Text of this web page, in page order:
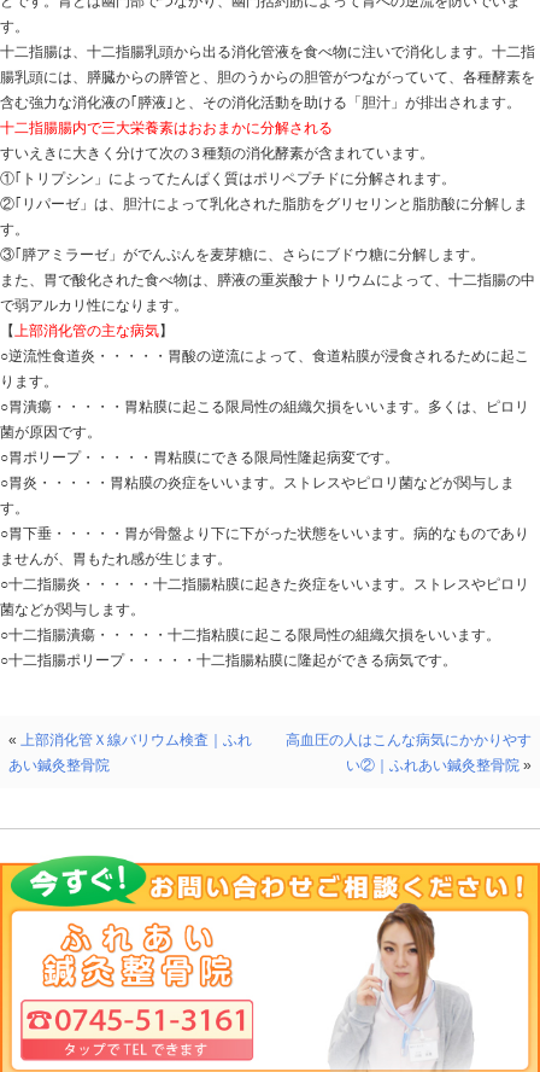
食道は、口で噛んで唾液と混じりあった食べ物を蠕動運
は約25ｃｍの長さがあり、入口には「生理的狭窄部」が
に入らない構造になっています。
胃は食べ物をカクハンし、胃液によって消化を始める
胃は腹腔の左上にあり、食道とは噴門部でつながり、幽
ています。空腹時には収縮して小さくなりますが、食べ
人では約1.5リットルの食べ物が入ります。
胃の粘膜には無数のひだがあり、その表面にある胃線か
胃液は強い酸性の消化液で、ペプシンという酵素と遊離
食べ物を波のような蠕動運動でカクハンしながら３～4
にして十二指腸に送ります。なお、胃はアルコールや炭
収しません。
十二指腸は食べ物に膵液と胆汁を注いでさらに消化する
十二指腸はその名の通り指を十二本並べた長さ(お25ｃ
どです。胃とは幽門部でつながり、幽門括約筋によって
す。
十二指腸は、十二指腸乳頭から出る消化管液を食べ物に
腸乳頭には、膵臓からの膵管と、胆のうからの胆管がつ
含む強力な消化液の｢膵液｣と、その消化活動を助ける「
すいえきに大きく分けて次の３種類の消化酵素が含まれ
②｢リパーゼ」は、胆汁によって乳化された脂肪をグリ
す。
③｢膵アミラーゼ」がでんぷんを麦芽糖に、さらにブド
また、胃で酸化された食べ物は、膵液の重炭酸ナトリウ
で弱アルカリ性になります。
【上部消化管の主な病気】
○逆流性食道炎・・・・・胃酸の逆流によって、食道粘